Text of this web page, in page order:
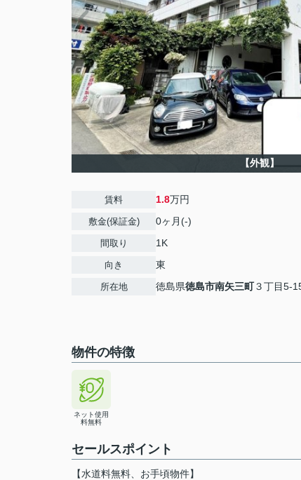
【外観】
賃料 1.8万円
敷金(保証金) 0ヶ月(-)
間取り 1K
向き 東
所在地 徳島県徳島市南矢三町３丁目5-
物件の特徴
ネット使用
料無料
セールスポイント
【水道料無料、お手頃物件】